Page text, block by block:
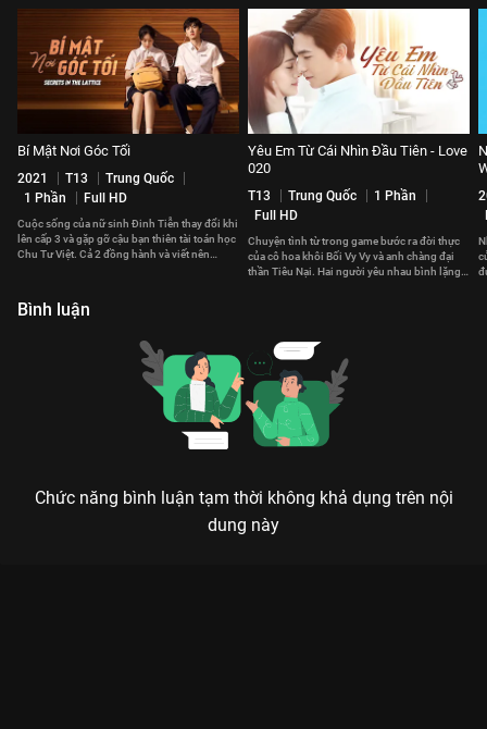
Bí Mật Nơi Góc Tối
2021 T13
Trung Quốc
1 Phần
Full HD
Cuộc sống của nữ sinh Đinh Tiễn thay đổi khi
lên cấp 3 và gặp gỡ cậu bạn thiên tài toán học
Chu Tư Việt. Cả 2 đồng hành và viết nên
Yêu Em Từ Cái Nhìn Đầu Tiên - Love
020
T13 Trung Quốc
1 Phần
Full HD
Chuyện tình từ trong game bước ra đời thực
của cô hoa khôi Bối Vy Vy và anh chàng đại
thần Tiêu Nại. Hai người yêu nhau bình lặng
Bình luận
Chức năng bình luận tạm thời không khả dụng trên nội
dung này